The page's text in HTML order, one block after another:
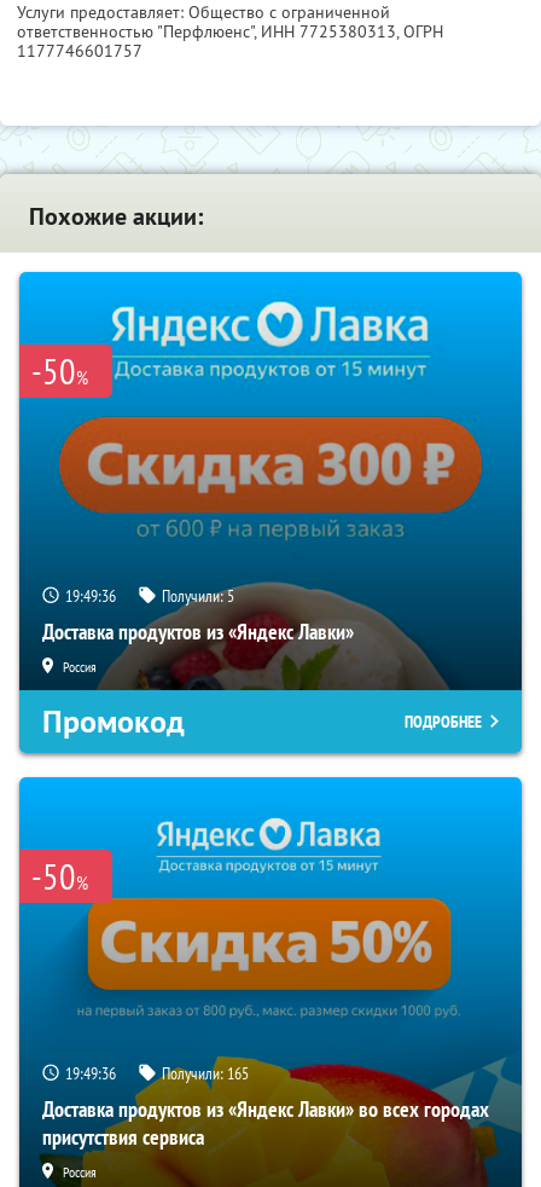
Услуги предоставляет: Общество с ограниченной
ответственностью "Перфлюенс", ИНН 7725380313, ОГРН
1177746601757
Похожие акции:
-50%
19:49:35 Получили:5
Доставка продуктов из «Яндекс Лавки»
Россия
Промокод ПОДРОБНЕЕ
-50%
19:49:35 Получили: 165
Доставка продуктов из «Яндекс Лавки» во всех городах
присутствия сервиса
Россия